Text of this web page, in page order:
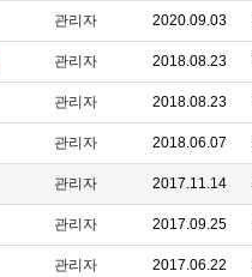
관리자 2020.09.03
관리자 2018.08.23
관리자 2018.08.23
관리자 2018.06.07
관리자 2017.11.14
관리자 2017.09.25
관리자 2017.06.22